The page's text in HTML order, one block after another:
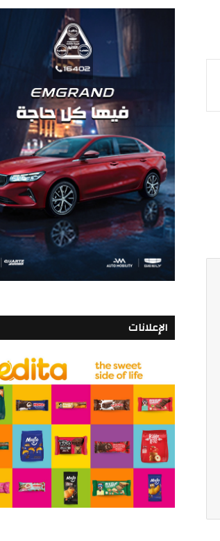
الإعلانات